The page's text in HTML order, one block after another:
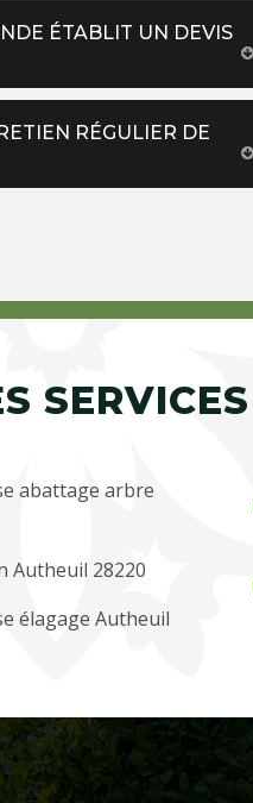
ÉTABLIT UN DEVIS
RÉGULIER DE
SERVICES
abattage arbre
Autheuil 28220
élagage Autheuil